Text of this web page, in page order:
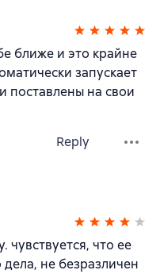
ближе и это крайне
запускает
поставлены на свои
Reply
чувствуется, что ее
не безразличен